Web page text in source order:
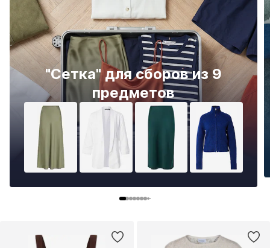
"Сетка" для сборов из 9
предметов